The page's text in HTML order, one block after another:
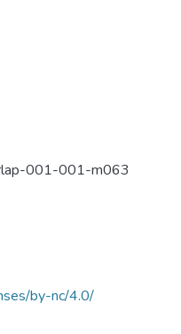
001-001-m063
by-nc/4.0/